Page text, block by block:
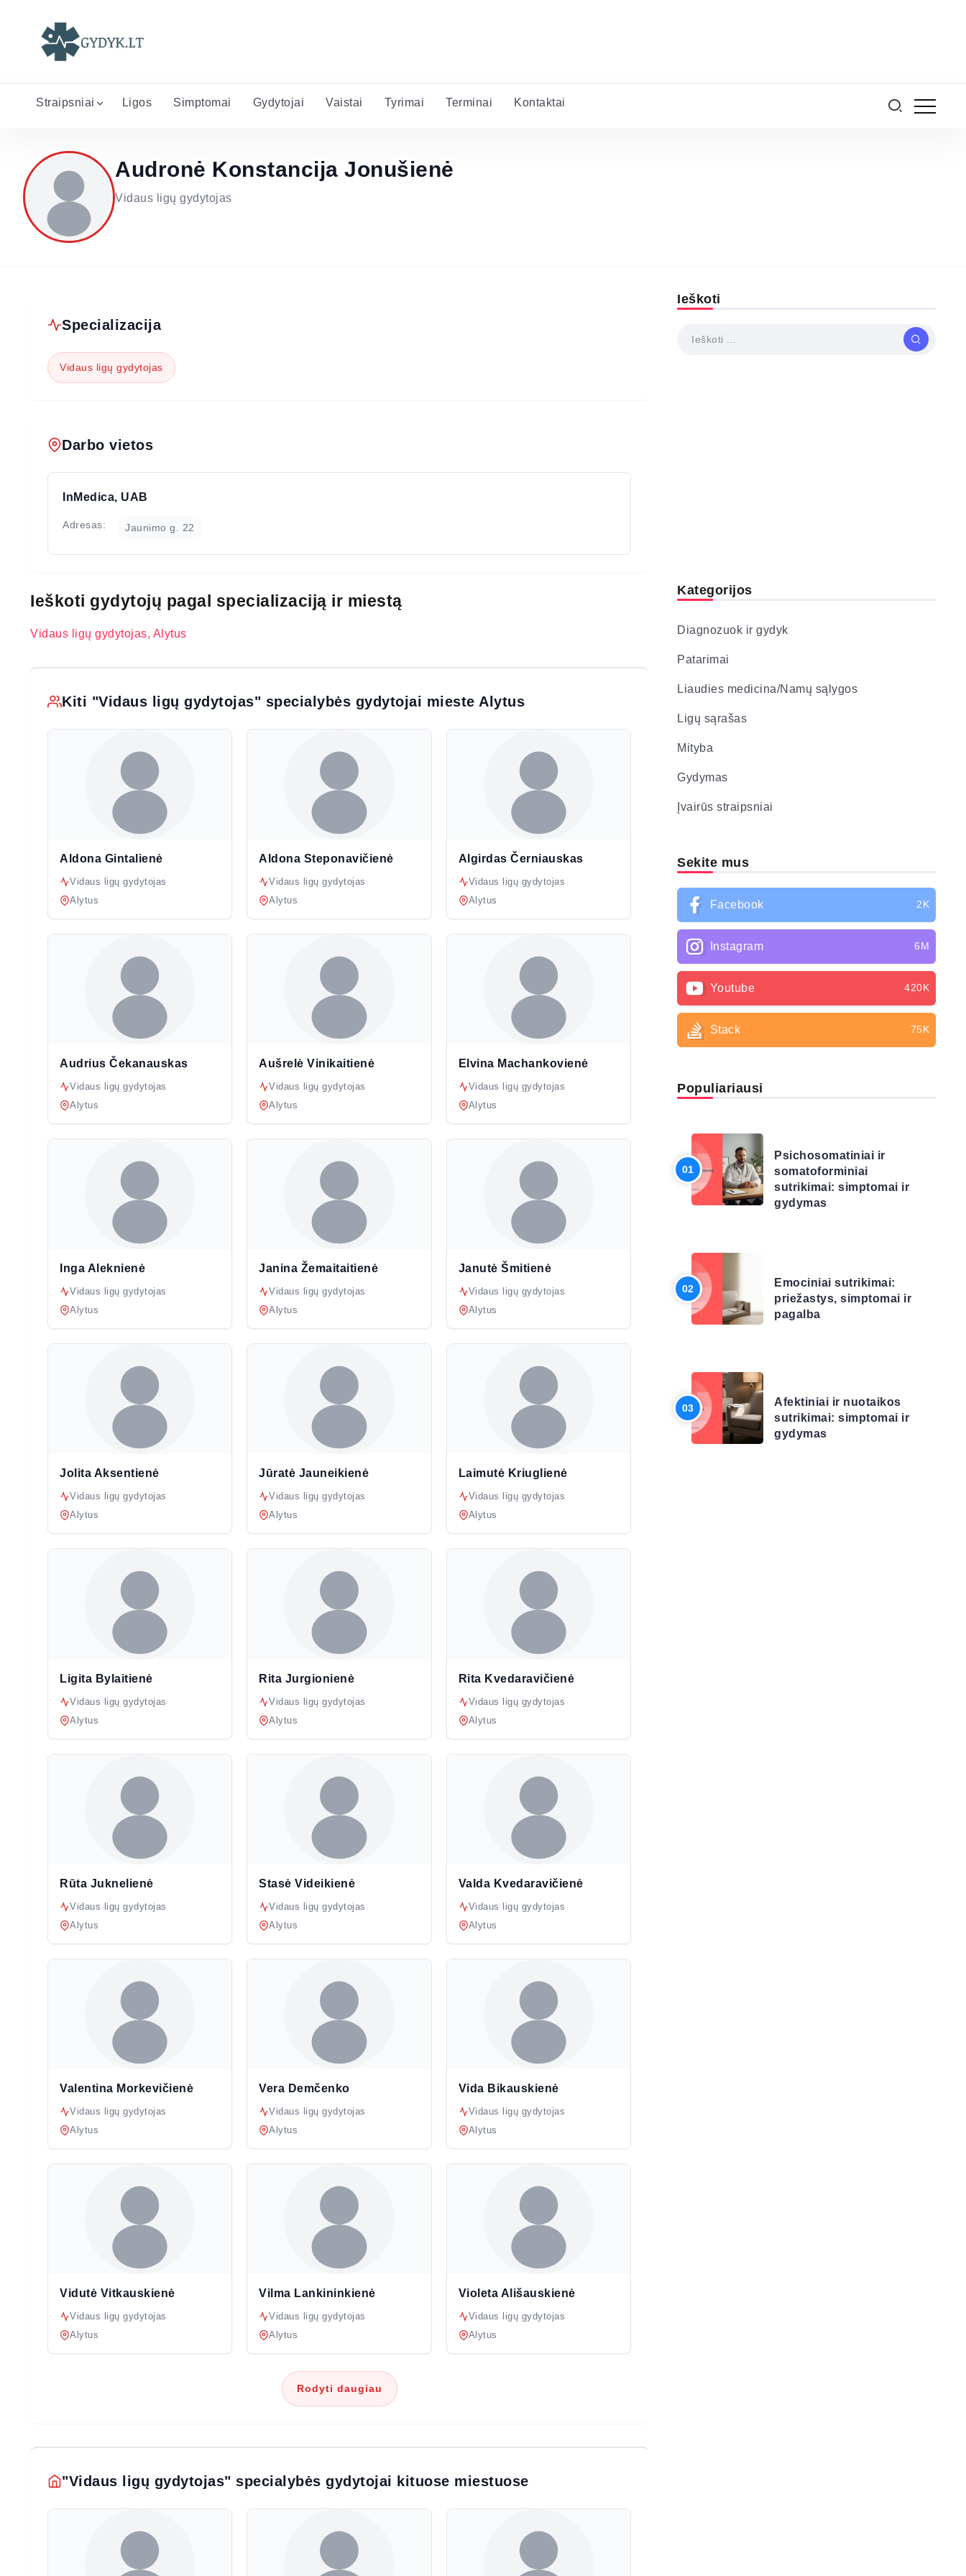
Straipsniai Ligos Simptomai Gydytojai Vaistai Tyrimai Terminai Kontaktai
Audronė Konstancija Jonušienė
Vidaus ligų gydytojas
Specializacija
Vidaus ligų gydytojas
Darbo vietos
InMedica, UAB
Adresas: Jaunimo g. 22
Ieškoti gydytojų pagal specializaciją ir miestą
Vidaus ligų gydytojas, Alytus
Kiti "Vidaus ligų gydytojas" specialybės gydytojai mieste Alytus
Aldona Gintalienė
Vidaus ligų gydytojas
Alytus
Aldona Steponavičienė
Vidaus ligų gydytojas
Alytus
Algirdas Černiauskas
Vidaus ligų gydytojas
Alytus
Audrius Čekanauskas
Vidaus ligų gydytojas
Alytus
Aušrelė Vinikaitienė
Vidaus ligų gydytojas
Alytus
Elvina Machankovienė
Vidaus ligų gydytojas
Alytus
Inga Aleknienė
Vidaus ligų gydytojas
Alytus
Janina Žemaitaitienė
Vidaus ligų gydytojas
Alytus
Janutė Šmitienė
Vidaus ligų gydytojas
Alytus
Jolita Aksentienė
Vidaus ligų gydytojas
Alytus
Jūratė Jauneikienė
Vidaus ligų gydytojas
Alytus
Laimutė Kriuglienė
Vidaus ligų gydytojas
Alytus
Ligita Bylaitienė
Vidaus ligų gydytojas
Alytus
Rita Jurgionienė
Vidaus ligų gydytojas
Alytus
Rita Kvedaravičienė
Vidaus ligų gydytojas
Alytus
Rūta Juknelienė
Vidaus ligų gydytojas
Alytus
Stasė Videikienė
Vidaus ligų gydytojas
Alytus
Valda Kvedaravičienė
Vidaus ligų gydytojas
Alytus
Valentina Morkevičienė
Vidaus ligų gydytojas
Alytus
Vera Demčenko
Vidaus ligų gydytojas
Alytus
Vida Bikauskienė
Vidaus ligų gydytojas
Alytus
Vidutė Vitkauskienė
Vidaus ligų gydytojas
Alytus
Vilma Lankininkienė
Vidaus ligų gydytojas
Alytus
Violeta Ališauskienė
Vidaus ligų gydytojas
Alytus
Rodyti daugiau
"Vidaus ligų gydytojas" specialybės gydytojai kituose miestuose
Ieškoti
Kategorijos
Diagnozuok ir gydyk
Patarimai
Liaudies medicina/Namų sąlygos
Ligų sąrašas
Mityba
Gydymas
Įvairūs straipsniai
Sekite mus
Facebook 2K
Instagram 6M
Youtube 420K
Stack 75K
Populiariausi
Psichosomatiniai ir
somatoforminiai
sutrikimai: simptomai ir
gydymas
Emociniai sutrikimai:
priežastys, simptomai ir
pagalba
Afektiniai ir nuotaikos
sutrikimai: simptomai ir
gydymas